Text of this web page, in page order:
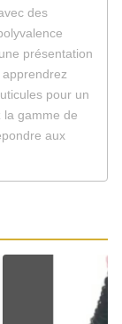
des
présentation
pour un
la gamme de
aux